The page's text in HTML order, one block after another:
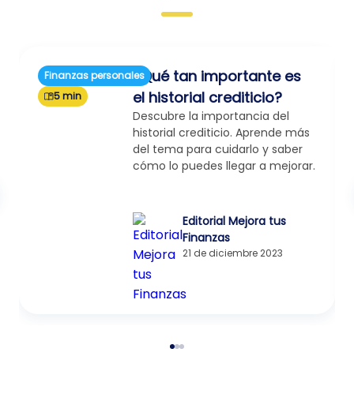
Finanzas personales
5 min
¿Qué tan importante es
el historial crediticio?
Descubre la importancia del
historial crediticio. Aprende más
del tema para cuidarlo y saber
cómo lo puedes llegar a mejorar.
Editorial Mejora tus
Finanzas
21 de diciembre 2023